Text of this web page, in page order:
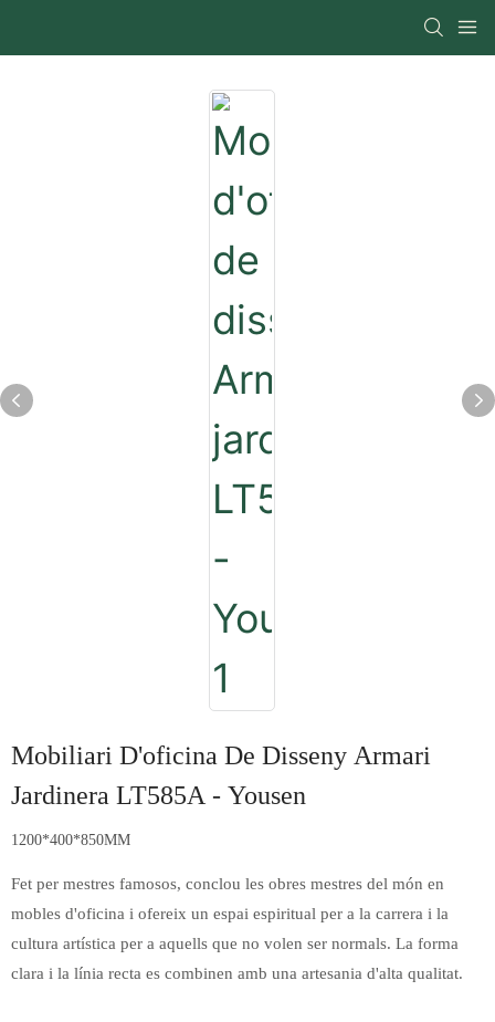
Mobiliari D'oficina De Disseny Armari
Jardinera LT585A - Yousen
1200*400*850MM
Fet per mestres famosos, conclou les obres mestres del món en
mobles d'oficina i ofereix un espai espiritual per a la carrera i la
cultura artística per a aquells que no volen ser normals. La forma
clara i la línia recta es combinen amb una artesania d'alta qualitat.